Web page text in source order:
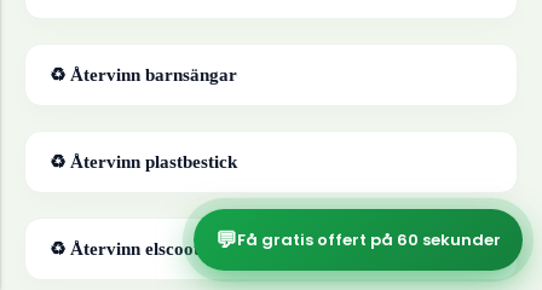
♻ Återvinn barnsängar
♻ Återvinn plastbestick
♻ Återvinn elscootrar💬Få gratis offert på 60 sekunder